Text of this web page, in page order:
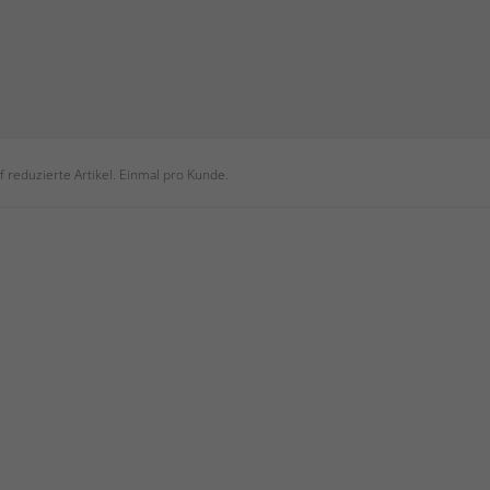
reduzierte Artikel. Einmal pro Kunde.